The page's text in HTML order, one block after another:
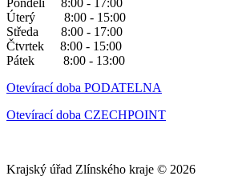
Úterý 8:00 - 15:00
Středa 8:00 - 17:00
Čtvrtek 8:00 - 15:00
Pátek 8:00 - 13:00
Otevírací doba PODATELNA
Otevírací doba CZECHPOINT
Krajský úřad Zlínského kraje © 2026